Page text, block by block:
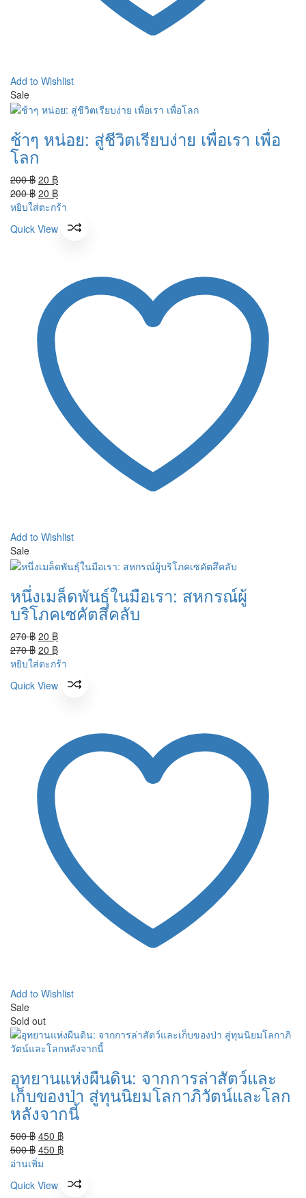
Add to Wishlist
Sale
ช้าๆ หน่อย: สู่ชีวิตเรียบง่าย เพื่อเรา เพื่อ
โลก
200฿ Original
price
was:
20 ฿Current
price
is:
20 ฿.
200฿ Original
price
200 ฿.
20 ฿Current
price
20 ฿.
หยิบใส่ตะกร้า
Quick View
Add to Wishlist
Sale
หนึ่งเมล็ดพันธุ์ในมือเรา: สหกรณ์ผู้
บริโภคเซคัตสึคลับ
270฿ Original
price
was:
20 ฿Current
price
is:
270฿ Original
price
270 ฿.
20 ฿Current
price
20 ฿.
หยิบใส่ตะกร้า
Quick View
Add to Wishlist
Sale
Sold out
อุทยานแห่งผืนดิน: จากการล่าสัตว์และ
เก็บของป่า สู่ทุนนิยมโลกาภิวัตน์และโลก
หลังจากนี้
500฿ Original
price
was:
450 ฿Current
price
500฿ Original
price
500 ฿.
450 ฿Current
450 ฿.
อ่านเพิ่ม
Quick View